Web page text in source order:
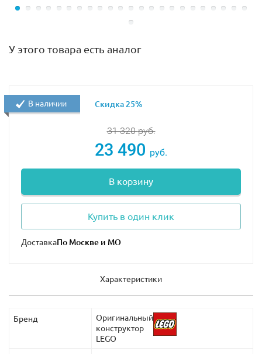
У этого товара есть аналог
31 320руб.
23 490 руб.
В корзину
Купить в один клик
Доставка
В наличии Скидка 25%
Характеристики
Бренд
Оригинальный
конструктор
LEGO